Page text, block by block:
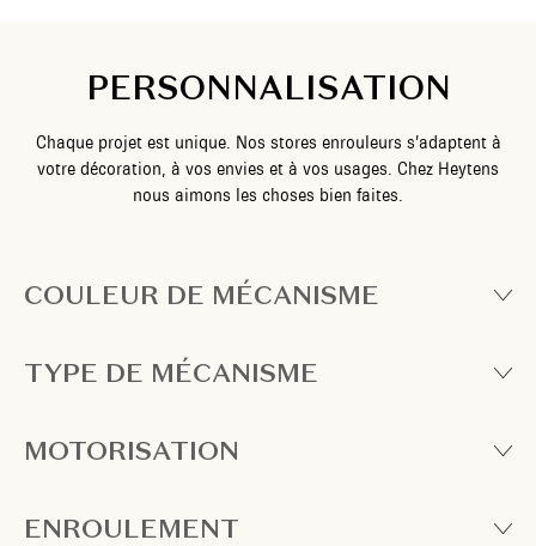
PERSONNALISATION
Chaque projet est unique. Nos stores enrouleurs s’adaptent à
votre décoration, à vos envies et à vos usages. Chez Heytens
nous aimons les choses bien faites.
COULEUR DE MÉCANISME
TYPE DE MÉCANISME
MOTORISATION
ENROULEMENT